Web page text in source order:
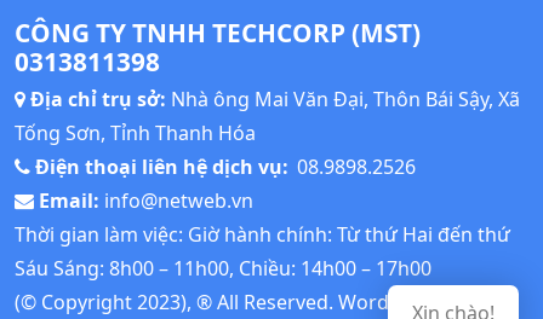
CÔNG TY TNHH TECHCORP (MST)
0313811398
Địa chỉ trụ sở: Nhà ông Mai Văn Đại, Thôn Bái Sậy, Xã
Tống Sơn, Tỉnh Thanh Hóa
Điện thoại liên hệ dịch vụ: 08.9898.2526
Email: info@netweb.vn
Thời gian làm việc: Giờ hành chính: Từ thứ Hai đến thứ
Sáu Sáng: 8h00 – 11h00, Chiều: 14h00 – 17h00
(© Copyright 2023), ® All Reserved. Wordpress Tutorial
Xin chào!